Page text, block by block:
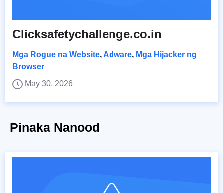
Clicksafetychallenge.co.in
Mga Rogue na Website, Adware, Mga Hijacker ng
Browser
May 30, 2026
Pinaka Nanood